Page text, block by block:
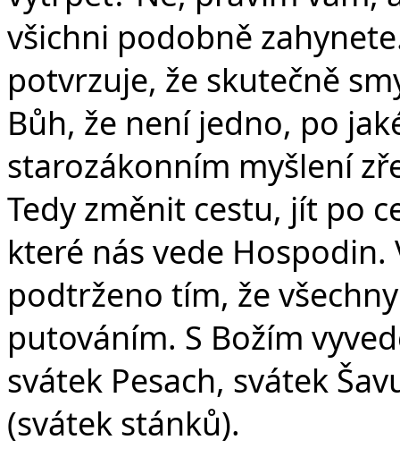
všichni podobně
potvrzuje, že skutečně
Bůh, že není jedno, po
starozákonním myšlení
Tedy změnit cestu, jít po
které nás vede
podtrženo tím, že
putováním. S Božím
svátek Pesach, svátek
(svátek stánků).